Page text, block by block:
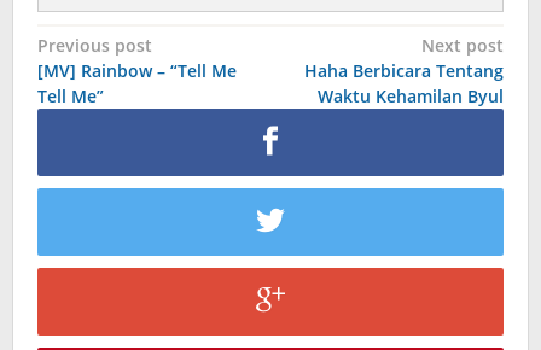
Post
navigation
Previous post
[MV] Rainbow – “Tell Me
Tell Me”
Next post
Haha Berbicara Tentang
Waktu Kehamilan Byul